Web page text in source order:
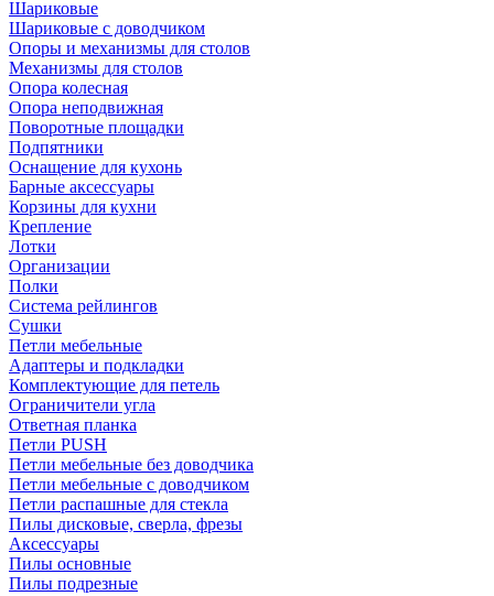
Шариковые
Шариковые с доводчиком
Опоры и механизмы для столов
Механизмы для столов
Опора колесная
Опора неподвижная
Поворотные площадки
Подпятники
Оснащение для кухонь
Барные аксессуары
Корзины для кухни
Крепление
Лотки
Организации
Полки
Система рейлингов
Сушки
Петли мебельные
Адаптеры и подкладки
Комплектующие для петель
Ограничители угла
Ответная планка
Петли PUSH
Петли мебельные без доводчика
Петли мебельные с доводчиком
Петли распашные для стекла
Пилы дисковые, сверла, фрезы
Аксессуары
Пилы основные
Пилы подрезные